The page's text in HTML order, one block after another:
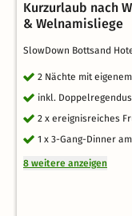
Kurzurlaub nach
& Welnamisliege
SlowDown Bottsand
2 Nächte mit
inkl.
2 x ereignisreiches
1 x 3-Gang-Dinner
8 weitere anzeigen